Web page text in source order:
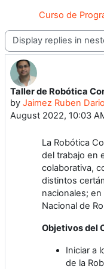
Curso de
Display mode
Taller de Robótica
by Jaimez Ruben
August 2022, 10:03
Number of replies: 0
La Robótica
del trabajo en
colaborativa,
distintos
nacionales;
Nacional de
Objetivos del
Iniciar a
de la